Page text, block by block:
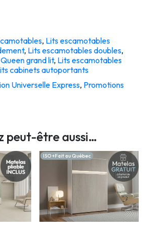
, Lits escamotables
, Lits escamotables doubles,
grand lit, Lits escamotables
cabinets autoportants
Universelle Express, Promotions
peut-être aussi…
ISO +Fait au Québec